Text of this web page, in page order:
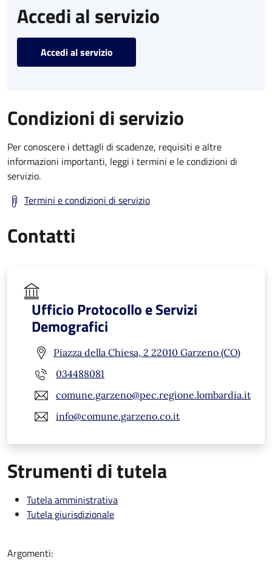
Accedi al servizio
Accedi al servizio
Condizioni di servizio
Per conoscere i dettagli di scadenze, requisiti e altre
informazioni importanti, leggi i termini e le condizioni di
servizio.
Termini e condizioni di servizio
Contatti
Ufficio Protocollo e Servizi
Demografici
Piazza della Chiesa, 2 22010 Garzeno (CO)
034488081
comune.garzeno@pec.regione.lombardia.it
info@comune.garzeno.co.it
Strumenti di tutela
Tutela amministrativa
Tutela giurisdizionale
Argomenti: